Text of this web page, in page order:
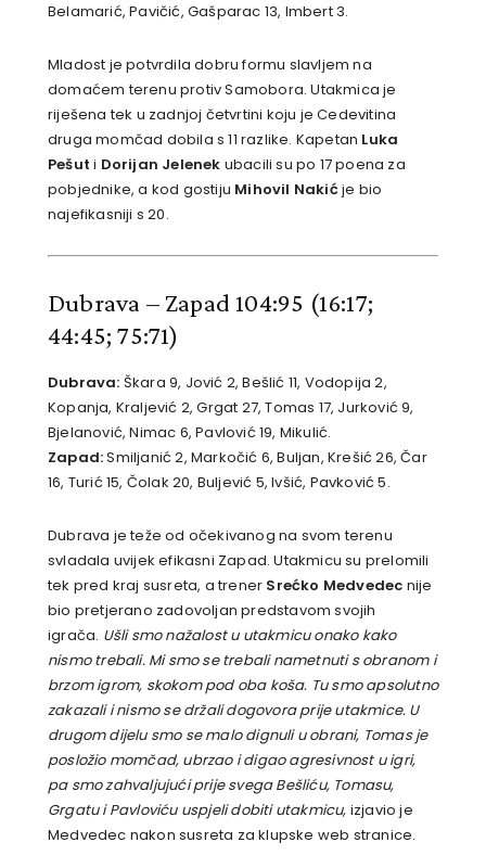
Belamarić, Pavičić, Gašparac 13, Imbert 3.
Mladost je potvrdila dobru formu slavljem na
domaćem terenu protiv Samobora. Utakmica je
riješena tek u zadnjoj četvrtini koju je Cedevitina
druga momčad dobila s 11 razlike. Kapetan Luka
Pešuti Dorijan Jelenek ubacili su po 17 poena za
pobjednike, a kod gostiju Mihovil Nakićje bio
najefikasniji s 20.
Dubrava – Zapad 104:95 (16:17;
44:45; 75:71)
Dubrava: Škara 9, Jović 2, Bešlić 11, Vodopija 2,
Kopanja, Kraljević 2, Grgat 27, Tomas 17, Jurković 9,
Bjelanović, Nimac 6, Pavlović 19, Mikulić.
Zapad:Smiljanić 2, Markočić 6, Buljan, Krešić 26, Čar
16, Turić 15, Čolak 20, Buljević 5, Ivšić, Pavković 5.
Dubrava je teže od očekivanog na svom terenu
svladala uvijek efikasni Zapad. Utakmicu su prelomili
tek pred kraj susreta, a trener Srećko Medvedec nije
bio pretjerano zadovoljan predstavom svojih
igrača. Ušli smo nažalost u utakmicu onako kako
nismo trebali. Mi smo se trebali nametnuti s obranom i
brzom igrom, skokom pod oba koša. Tu smo apsolutno
zakazali i nismo se držali dogovora prije utakmice. U
drugom dijelu smo se malo dignuli u obrani, Tomas je
posložio momčad, ubrzao i digao agresivnost u igri,
pa smo zahvaljujući prije svega Bešliću, Tomasu,
Grgatu i Pavloviću uspjeli dobiti utakmicu, izjavio je
Medvedec nakon susreta za klupske web stranice.